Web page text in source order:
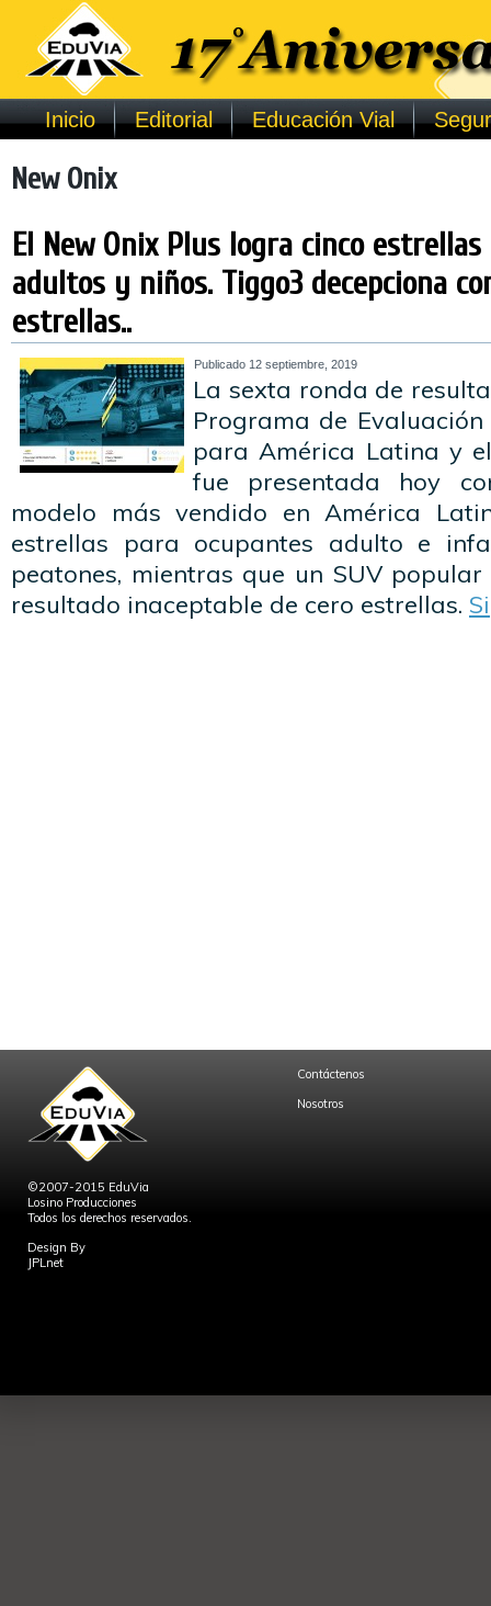
Inicio Editorial Educación Vial
New Onix
El New Onix Plus logra cinco
adultos y niños. Tiggo3 decepciona
estrellas..
Publicado 12 septiembre, 2019
La sexta ronda de
Programa de
para América Latina y
fue presentada hoy
modelo más vendido en América
estrellas para ocupantes adulto e
peatones, mientras que un SUV
resultado inaceptable de cero estrellas.
©2007-2015 EduVia
Losino Producciones
Todos los derechos reservados.
Design By
JPLnet
Contáctenos
Nosotros